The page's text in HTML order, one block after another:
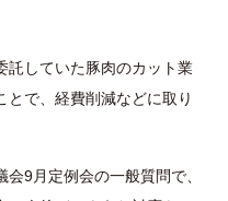
託していた豚肉のカット業
で、経費削減などに取り
9月定例会の一般質問で、